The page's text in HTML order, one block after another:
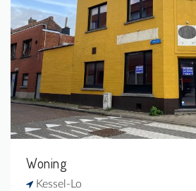
Te koop:
1
Woning
Kessel-Lo